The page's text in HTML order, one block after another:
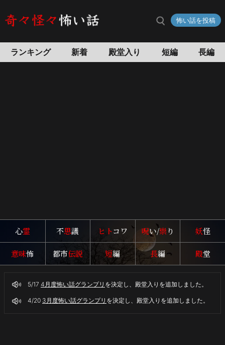
怖い話を投稿
ランキング 新着 殿堂入り 短編 長編
心霊 不思議 ヒトコワ 呪い/祟り 妖怪
意味怖 都市伝説 短編 長編 殿堂
5/17 4月度怖い話グランプリ を決定し、殿堂入りを追加しました。
4/20 3月度怖い話グランプリ を決定し、殿堂入りを追加しました。